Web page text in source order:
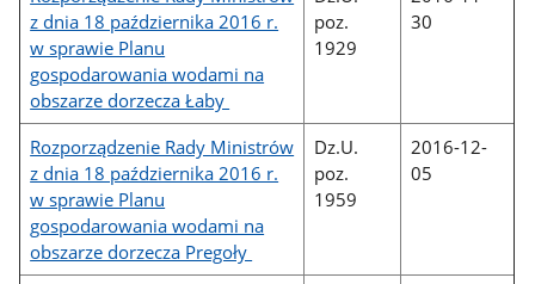
z dnia 18 października 2016 r.
w sprawie Planu
gospodarowania wodami na
obszarze dorzecza Łaby
poz.
1929
30
Rozporządzenie Rady Ministrów
z dnia 18 października 2016 r.
w sprawie Planu
gospodarowania wodami na
obszarze dorzecza Pregoły
Dz.U.
poz.
1959
2016-12-
05